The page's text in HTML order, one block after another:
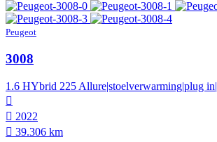
Peugeot
3008
1.6 HYbrid 225 Allure|stoelverwarming|plug in|
2022
39.306 km